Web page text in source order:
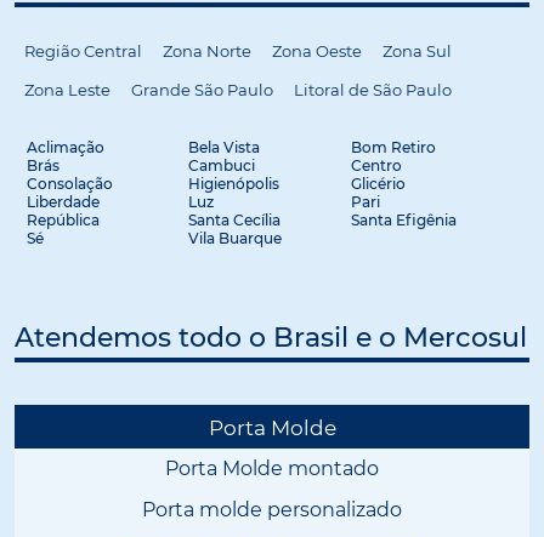
Região Central Zona Norte Zona Oeste
Zona Sul
Zona Leste
Grande São Paulo Litoral de São Paulo
Aclimação Bela Vista
Bom Retiro
Brás
Cambuci
Centro
Consolação
Higienópolis
Glicério
Liberdade
Luz
Pari
República
Santa Cecília
Santa Efigênia
Sé
Vila Buarque
Atendemos todo o Brasil e o Mercosul
Porta Molde
Porta Molde montado
Porta molde personalizado